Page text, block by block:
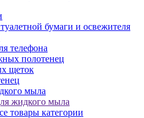
бумаги и освежителя
телефона
полотенец
щеток
мыла
жидкого мыла
товары категории